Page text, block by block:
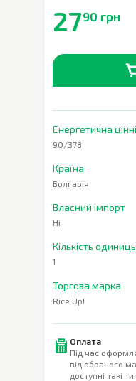
2790 грн
Енергетична
90/378
Країна
Болгарія
Власний імпорт
Ні
Кількість одиниць
1
Торгова марка
Rice Up!
Оплата
Під час
від обраного
доступні такі